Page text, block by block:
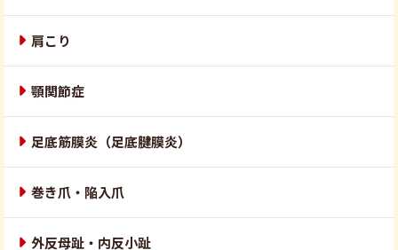
肩こり
顎関節症
足底筋膜炎（足底腱膜炎）
巻き爪・陥入爪
外反母趾・内反小趾